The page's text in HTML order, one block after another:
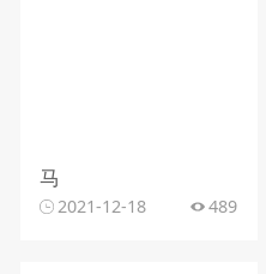
马
2021-12-18 489